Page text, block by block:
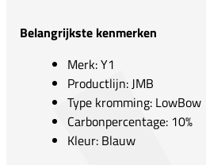
Belangrijkste kenmerken
Merk: Y1
Productlijn: JMB
Type kromming: LowBow
Carbonpercentage: 10%
Kleur: Blauw